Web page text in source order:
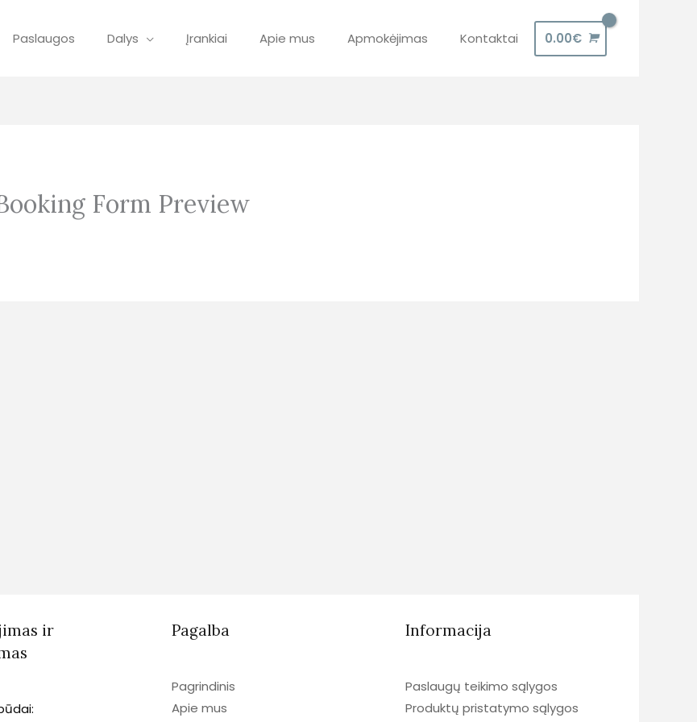
Paslaugos Dalys Įrankiai Apie mus Apmokėjimas Kontaktai 0.00€
Form Preview
ir
Pagalba
Pagrindinis
Apie mus
Informacija
Paslaugų teikimo sąlygos
Produktų pristatymo sąlygos